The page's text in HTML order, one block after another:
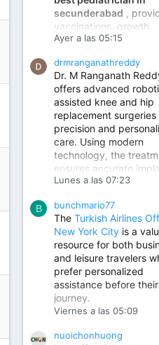
secunderabad ,
vaccinations, growth
monitoring, newborn
illnesses, nutrition
and preventive
a child-friendly
Children Hospital in Secunderabad | Best Pediatrician in Hyderabad |
Our pediatrician and
Neonatologist team
Ayer a las 05:15
drmranganathreddy
Dr. M Ranganath
offers advanced
assisted knee and hip
replacement surgeries
precision and
care. Using modern
technology, the
ensures accurate
placement, reduced
improved joint function,
helping patients
active and
lifestyle.
Orthopedic Surgeon in Kondapur | Best Orthopedic Doctor in Kondapur | Dr. M.
Consult Dr. M.
Reddy, the best...
Lunes a las 07:23
B bunchmario77
The Turkish Airlines
New York City is a
resource for both
and leisure travelers
prefer personalized
assistance before their
journey.
Viernes a las 05:09
nuoichonhuong